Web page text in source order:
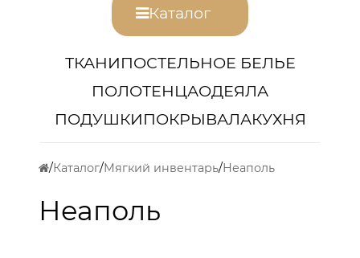
Каталог
ТКАНИПОСТЕЛЬНОЕ БЕЛЬЕ
ПОЛОТЕНЦАОДЕЯЛА
ПОДУШКИПОКРЫВАЛАКУХНЯ
Каталог Мягкий инвентарь Неаполь
Неаполь